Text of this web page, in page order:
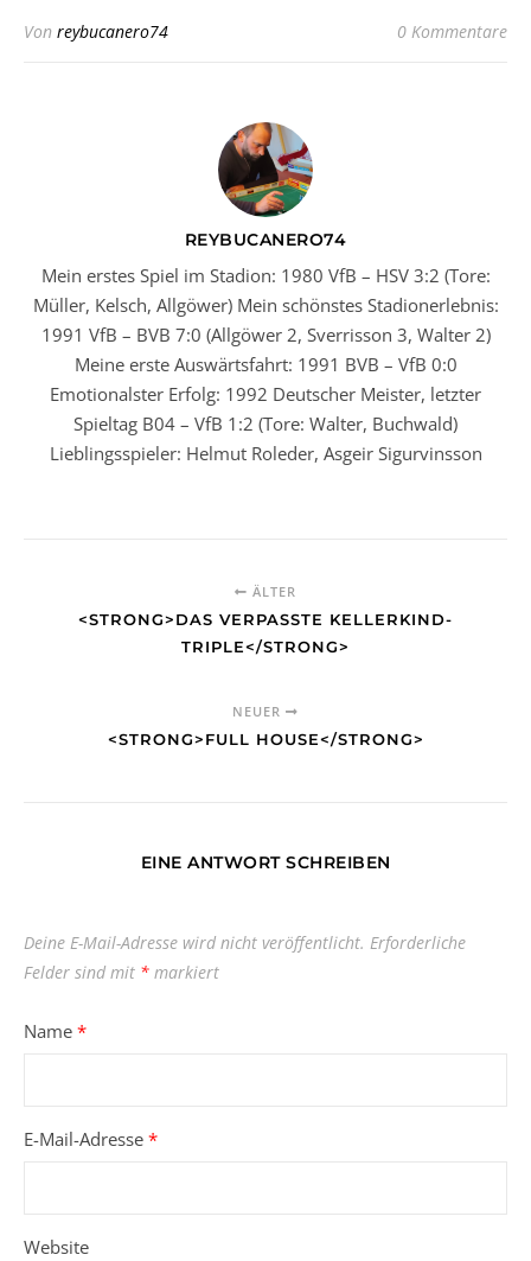
Von reybucanero74 0 Kommentare
REYBUCANERO74
Mein erstes Spiel im Stadion: 1980 VfB – HSV 3:2 (Tore:
Müller, Kelsch, Allgöwer) Mein schönstes Stadionerlebnis:
1991 VfB – BVB 7:0 (Allgöwer 2, Sverrisson 3, Walter 2)
Meine erste Auswärtsfahrt: 1991 BVB – VfB 0:0
Emotionalster Erfolg: 1992 Deutscher Meister, letzter
Spieltag B04 – VfB 1:2 (Tore: Walter, Buchwald)
Lieblingsspieler: Helmut Roleder, Asgeir Sigurvinsson
ÄLTER
<STRONG>DAS VERPASSTE KELLERKIND-
TRIPLE</STRONG>
NEUER
<STRONG>FULL HOUSE</STRONG>
EINE ANTWORT SCHREIBEN
Deine E-Mail-Adresse wird nicht veröffentlicht. Erforderliche
Felder sind mit * markiert
Name *
E-Mail-Adresse *
Website